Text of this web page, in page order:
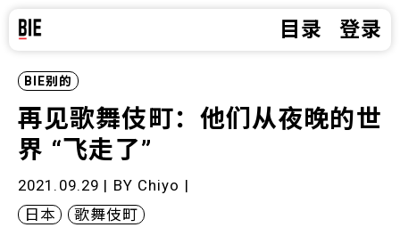
目录 登录
BIE别的
再见歌舞伎町：他们从夜晚的世
界 “飞走了”
2021.09.29 | BY Chiyo |
日本
歌舞伎町